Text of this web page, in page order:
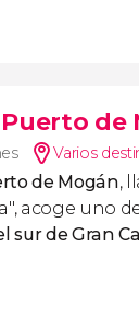
Varios
de Mogán,
acoge uno
sur de Gran